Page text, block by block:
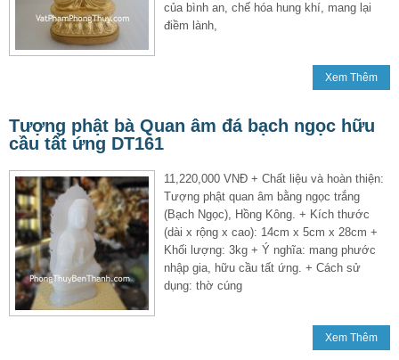
của bình an, chế hóa hung khí, mang lại
điềm lành,
Xem Thêm
Tượng phật bà Quan âm đá bạch ngọc hữu
cầu tất ứng DT161
11,220,000 VNĐ + Chất liệu và hoàn thiện:
Tượng phật quan âm bằng ngọc trắng
(Bạch Ngọc), Hồng Kông. + Kích thước
(dài x rộng x cao): 14cm x 5cm x 28cm +
Khối lượng: 3kg + Ý nghĩa: mang phước
nhập gia, hữu cầu tất ứng. + Cách sử
dụng: thờ cúng
Xem Thêm